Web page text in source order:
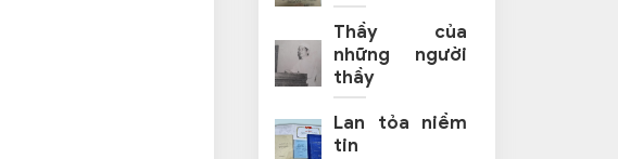
Thầy của
những người
thầy
Lan tỏa niềm
tin